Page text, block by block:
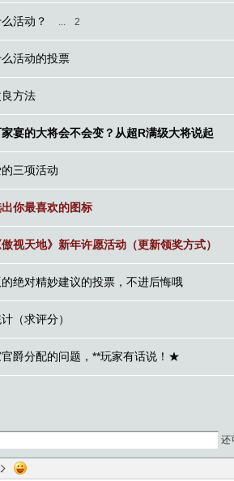
活动？ ... 2
活动的投票
方法
家宴的大将会不会变？从超R满级大将说起
三项活动
出你最喜欢的图标
傲视天地》新年许愿活动（更新领奖方式）
绝对精妙建议的投票，不进后悔哦
（求评分）
爵分配的问题，**玩家有话说！★
还